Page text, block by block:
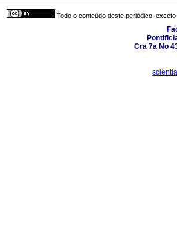
Todo o conteúdo deste periódico,
Cra 7a No